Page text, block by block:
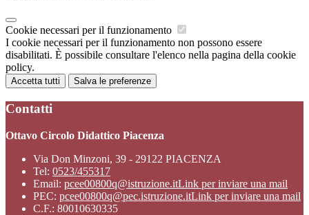
Cookie necessari per il funzionamento
I cookie necessari per il funzionamento non possono essere
disabilitati. È possibile consultare l'elenco nella pagina della cookie
policy.
Accetta tutti Salva le preferenze
Contatti
Ottavo Circolo Didattico Piacenza
Via Don Minzoni, 39 - 29122 PIACENZA
Tel: 0523/455317
Email: pcee00800q@istruzione.itLink per inviare una mail
PEC: pcee00800q@pec.istruzione.itLink per inviare una mail
C.F.: 80010630335